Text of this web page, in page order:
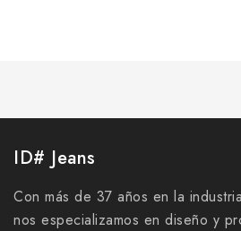
ID# Jeans
Con más de 37 años en la
nos especializamos en diseño y